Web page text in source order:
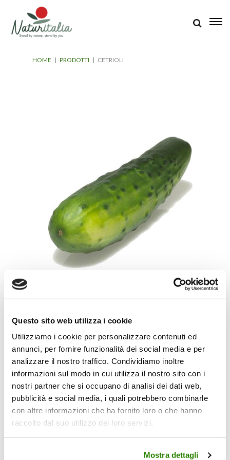
Questo sito web utilizza i cookie
Utilizziamo i cookie per personalizzare contenuti ed
annunci, per fornire funzionalità dei social media e per
analizzare il nostro traffico. Condividiamo inoltre
informazioni sul modo in cui utilizza il nostro sito con i
nostri partner che si occupano di analisi dei dati web,
pubblicità e social media, i quali potrebbero combinarle
con altre informazioni che ha fornito loro o che hanno
raccolto dal suo utilizzo dei loro servizi.
Mostra dettagli
HOME | PRODOTTI | CETRIOLI
Cetrioli
Coltura erbacea a ciclo annuale, prevalentemente primaverile ed
estivo, originaria dell’India e della Birmania, ad elevate esigenze
termiche, idriche e nutritive. Si adatta particolarmente a terreni
di elevata umidità costante, purché ben drenati e ricchi di
sostanze organiche.
La produzione di Cetriolo nel sistema Naturitalia è realizzata nelle aree vocate delle
regioni del Nord, del Centro e del Sud Italia.